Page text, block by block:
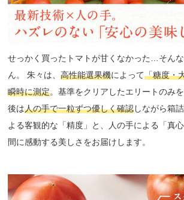
せっかく買ったトマトが甘くなかった…そん
ん。 朱々は、高性能選果機によって「糖度・
瞬時に測定。基準をクリアしたエリートのみ
後は人の手で一粒ずつ優しく確認しながら箱
よる客観的な「精度」と、人の手による「真
間に感動する美しさをお届けします。